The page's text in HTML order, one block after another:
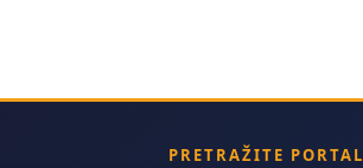
PRETRAŽITE PORTAL